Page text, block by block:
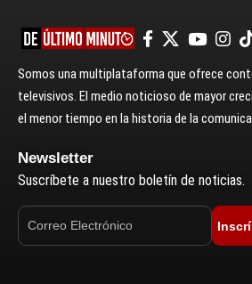
Somos una multiplataforma que ofrece
televisivos. El medio noticioso de mayor
el menor tiempo en la historia de la
Newsletter
Suscríbete a nuestro boletín de noticias.